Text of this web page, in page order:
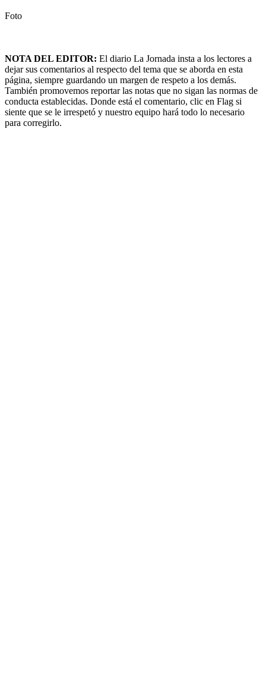
Foto
NOTA DEL EDITOR: El diario La Jornada insta a los lectores a
dejar sus comentarios al respecto del tema que se aborda en esta
página, siempre guardando un margen de respeto a los demás.
También promovemos reportar las notas que no sigan las normas de
conducta establecidas. Donde está el comentario, clic en Flag si
siente que se le irrespetó y nuestro equipo hará todo lo necesario
para corregirlo.